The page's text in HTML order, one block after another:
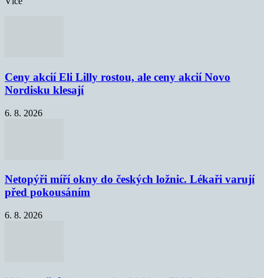
Ceny akcií Eli Lilly rostou, ale ceny akcií Novo
Nordisku klesají
6. 8. 2026
Netopýři míří okny do českých ložnic. Lékaři varují
před pokousáním
6. 8. 2026